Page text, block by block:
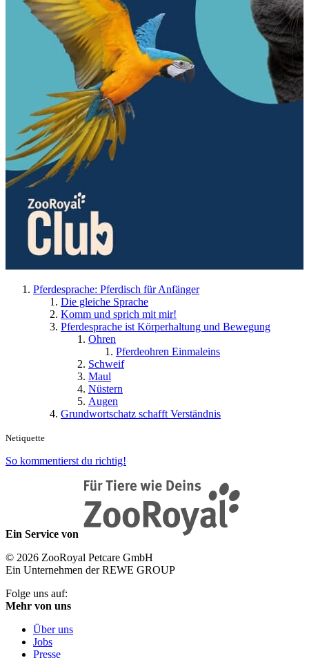
Pferdesprache: Pferdisch für Anfänger
Die gleiche Sprache
Komm und sprich mit mir!
Pferdesprache ist Körperhaltung und Bewegung
Ohren
Pferdeohren Einmaleins
Schweif
Maul
Nüstern
Augen
Grundwortschatz schafft Verständnis
Netiquette
So kommentierst du richtig!
Ein Service von
© 2026 ZooRoyal Petcare GmbH
Ein Unternehmen der REWE GROUP
Folge uns auf:
Mehr von uns
Über uns
Jobs
Presse